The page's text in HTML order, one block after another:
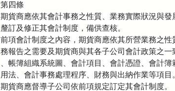
第四條
期貨商應依其會計事務之性質、業務實際狀況與發
釐訂及修正其會計制度，備供查核。
前項會計制度之內容，期貨商應依其所營業務之
務報告之需要及期貨商與其各子公司會計政策之一
、帳簿組織系統圖、會計項目、會計憑證、會計
用法、會計事務處理程序、財務與出納作業等項目
期貨商應督導子公司依前項規定訂定其會計制度。